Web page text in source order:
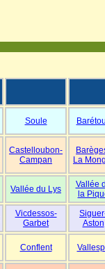
Soule
Castelloubon-
Campan
La
Vallée du Lys
Vallée
la
Vicdessos-
Garbet
Aston
Conflent